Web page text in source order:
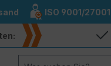
ISO 9001/